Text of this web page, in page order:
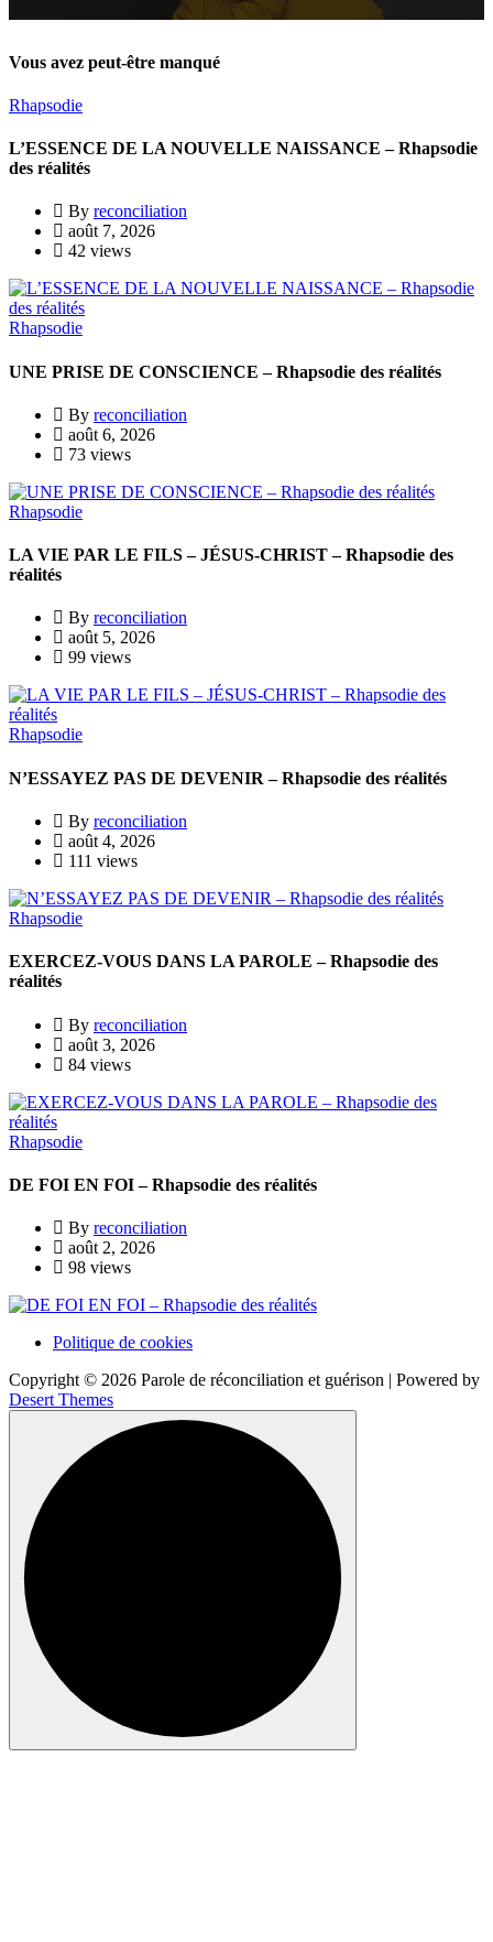
Vous avez peut-être manqué
Rhapsodie
L’ESSENCE DE LA NOUVELLE NAISSANCE – Rhapsodie
des réalités
By reconciliation
août 7, 2026
42 views
Rhapsodie
UNE PRISE DE CONSCIENCE – Rhapsodie des réalités
By reconciliation
août 6, 2026
73 views
Rhapsodie
LA VIE PAR LE FILS – JÉSUS-CHRIST – Rhapsodie des
réalités
By reconciliation
août 5, 2026
99 views
Rhapsodie
N’ESSAYEZ PAS DE DEVENIR – Rhapsodie des réalités
By reconciliation
août 4, 2026
111 views
Rhapsodie
EXERCEZ-VOUS DANS LA PAROLE – Rhapsodie des
réalités
By reconciliation
août 3, 2026
84 views
Rhapsodie
DE FOI EN FOI – Rhapsodie des réalités
By reconciliation
août 2, 2026
98 views
Politique de cookies
Copyright © 2026 Parole de réconciliation et guérison | Powered by
Desert Themes